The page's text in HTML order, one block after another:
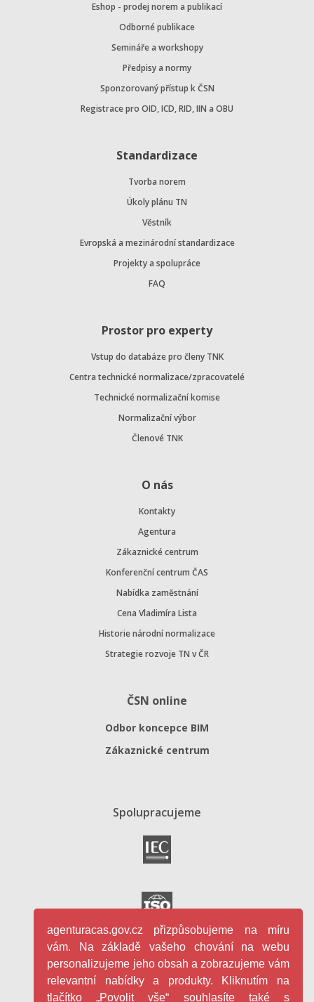
Eshop - prodej norem a publikací
Odborné publikace
Semináře a workshopy
Předpisy a normy
Sponzorovaný přístup k ČSN
Registrace pro OID, ICD, RID, IIN a OBU
Standardizace
Tvorba norem
Úkoly plánu TN
Věstník
Evropská a mezinárodní standardizace
Projekty a spolupráce
FAQ
Prostor pro experty
Vstup do databáze pro členy TNK
Centra technické normalizace/zpracovatelé
Technické normalizační komise
Normalizační výbor
Členové TNK
O nás
Kontakty
Agentura
Zákaznické centrum
Konferenční centrum ČAS
Nabídka zaměstnání
Cena Vladimíra Lista
Historie národní normalizace
Strategie rozvoje TN v ČR
ČSN online
Odbor koncepce BIM
Zákaznické centrum
Spolupracujeme
agenturacas.gov.cz přizpůsobujeme na míru
vám. Na základě vašeho chování na webu
personalizujeme jeho obsah a zobrazujeme vám
relevantní nabídky a produkty. Kliknutím na
tlačítko „Povolit vše“ souhlasíte také s